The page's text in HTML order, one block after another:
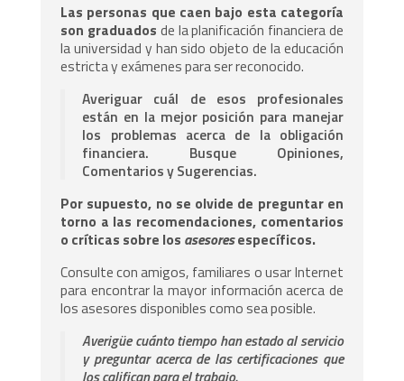
Las personas que caen bajo esta categoría
son graduados de la planificación financiera de
la universidad y han sido objeto de la educación
estricta y exámenes para ser reconocido.
Averiguar cuál de esos profesionales
están en la mejor posición para manejar
los problemas acerca de la obligación
financiera. Busque Opiniones,
Comentarios y Sugerencias.
Por supuesto, no se olvide de preguntar en
torno a las recomendaciones, comentarios
o críticas sobre los asesoresespecíficos.
Consulte con amigos, familiares o usar Internet
para encontrar la mayor información acerca de
los asesores disponibles como sea posible.
Averigüe cuánto tiempo han estado al servicio
y preguntar acerca de las certificaciones que
los califican para el trabajo.